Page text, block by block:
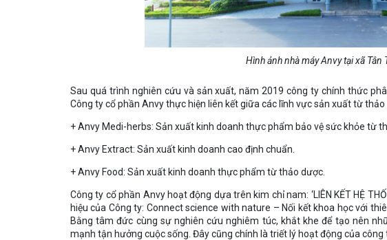
Hình ảnh nhà máy Anvy tại xã Tân
Sau quá trình nghiên cứu và sản xuất, năm 2019 công ty chính thức
Công ty cổ phần Anvy thực hiện liên kết giữa các lĩnh vực sản xuất từ
+ Anvy Medi-herbs: Sản xuất kinh doanh thực phẩm bảo vệ sức khỏe từ
+ Anvy Extract: Sản xuất kinh doanh cao định chuẩn.
+ Anvy Food: Sản xuất kinh doanh thực phẩm từ thảo dược.
Công ty cổ phần Anvy hoạt động dựa trên kim chỉ nam: ‘LIÊN KẾT HỆ
hiệu của Công ty: Connect science with nature – Nối kết khoa học với
Bằng tâm đức cùng sự nghiên cứu nghiêm túc, khắt khe để tạo nên
mạnh tận hưởng cuộc sống. Đây cũng chính là triết lý hoạt động của công